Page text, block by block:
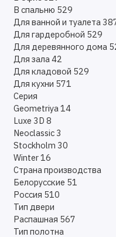
В спальню 529
Для ванной и туалета
Для гардеробной 529
Для деревянного дома
Для зала42
Для кладовой 529
Для кухни 571
Серия
Geometriya14
Luxe 3D 8
Neoclassic 3
Stockholm 30
Winter16
Страна производства
Белорусские 51
Россия 510
Тип двери
Распашная 567
Тип полотна